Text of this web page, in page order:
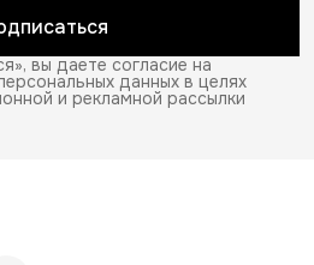
вы даете согласие на
данных в целях
и рекламной рассылки